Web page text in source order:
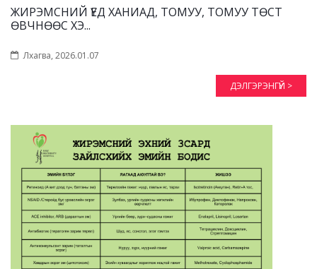
ЖИРЭМСНИЙ ҮЕД ХАНИАД, ТОМУУ, ТОМУУ ТӨСТ
ӨВЧНӨӨС ХЭ...
Лхагва, 2026.01.07
ДЭЛГЭРЭНГҮЙ >